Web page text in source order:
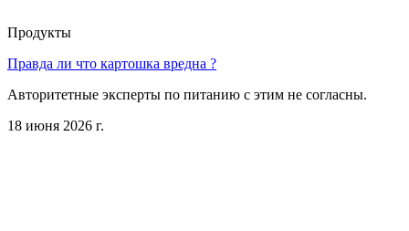
Продукты
Правда ли что картошка вредна ?
Авторитетные эксперты по питанию с этим не согласны.
18 июня 2026 г.